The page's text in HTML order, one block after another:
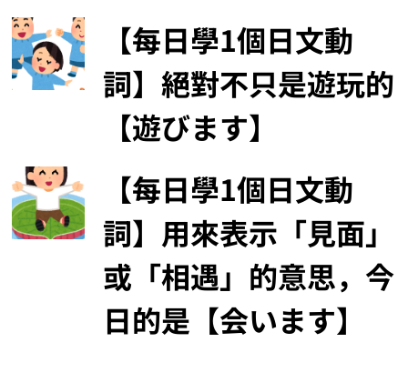
【每日學1個日文動
詞】絕對不只是遊玩的
【遊びます】
【每日學1個日文動
詞】用來表示「見面」
或「相遇」的意思，今
日的是【会います】